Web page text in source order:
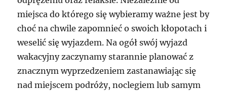
miejsca do którego się wybieramy ważne jest by
choć na chwile zapomnieć o swoich kłopotach i
weselić się wyjazdem. Na ogół swój wyjazd
wakacyjny zaczynamy starannie planować z
znacznym wyprzedzeniem zastanawiając się
nad miejscem podróży, noclegiem lub samym